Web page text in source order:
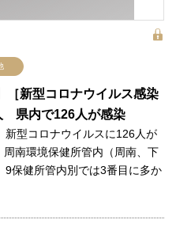
［新型コロナウイルス感染
県内で126人が感染
型コロナウイルスに126人が
南環境保健所管内（周南、下
9保健所管内別では3番目に多か